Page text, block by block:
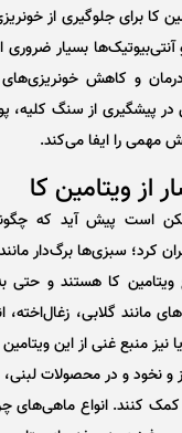
کا برای جلوگیری از
بسیار ضروری
و کاهش خونریزی‌های
در پیشگیری از سنگ کلیه،
را ایفا می‌کند.
از ویتامین کا
است پیش آید که
کرد؛ سبزی‌ها برگ‌دار
ویتامین کا هستند و حتی
مانند گلابی، زغال‌اخته،
منبع غنی از این
و نخود و در محصولات لبنی،
کمک کنند. انواع ماهی‌های